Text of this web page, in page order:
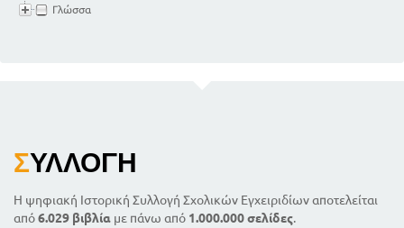
Γλώσσα
ΣΥΛΛΟΓΉ
Η ψηφιακή Ιστορική Συλλογή Σχολικών Εγχειριδίων αποτελείται
από6.029 βιβλία με πάνω από 1.000.000 σελίδες.